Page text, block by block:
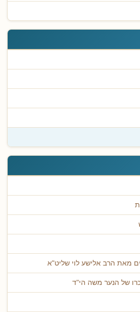
מאת הרב אלישע לוי שליט"א
של הנער משה הי"ד